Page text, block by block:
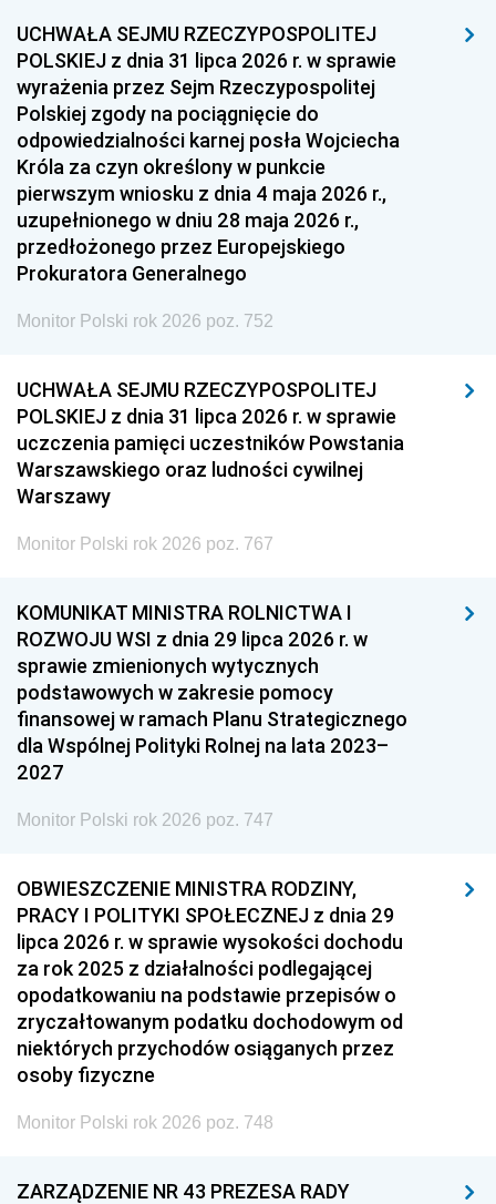
UCHWAŁA SEJMU RZECZYPOSPOLITEJ
POLSKIEJ z dnia 31 lipca 2026 r. w sprawie
wyrażenia przez Sejm Rzeczypospolitej
Polskiej zgody na pociągnięcie do
odpowiedzialności karnej posła Wojciecha
Króla za czyn określony w punkcie
pierwszym wniosku z dnia 4 maja 2026 r.,
uzupełnionego w dniu 28 maja 2026 r.,
przedłożonego przez Europejskiego
Prokuratora Generalnego
Monitor Polski rok 2026 poz. 752
UCHWAŁA SEJMU RZECZYPOSPOLITEJ
POLSKIEJ z dnia 31 lipca 2026 r. w sprawie
uczczenia pamięci uczestników Powstania
Warszawskiego oraz ludności cywilnej
Warszawy
Monitor Polski rok 2026 poz. 767
KOMUNIKAT MINISTRA ROLNICTWA I
ROZWOJU WSI z dnia 29 lipca 2026 r. w
sprawie zmienionych wytycznych
podstawowych w zakresie pomocy
finansowej w ramach Planu Strategicznego
dla Wspólnej Polityki Rolnej na lata 2023–
2027
Monitor Polski rok 2026 poz. 747
OBWIESZCZENIE MINISTRA RODZINY,
PRACY I POLITYKI SPOŁECZNEJ z dnia 29
lipca 2026 r. w sprawie wysokości dochodu
za rok 2025 z działalności podlegającej
opodatkowaniu na podstawie przepisów o
zryczałtowanym podatku dochodowym od
niektórych przychodów osiąganych przez
osoby fizyczne
Monitor Polski rok 2026 poz. 748
ZARZĄDZENIE NR 43 PREZESA RADY